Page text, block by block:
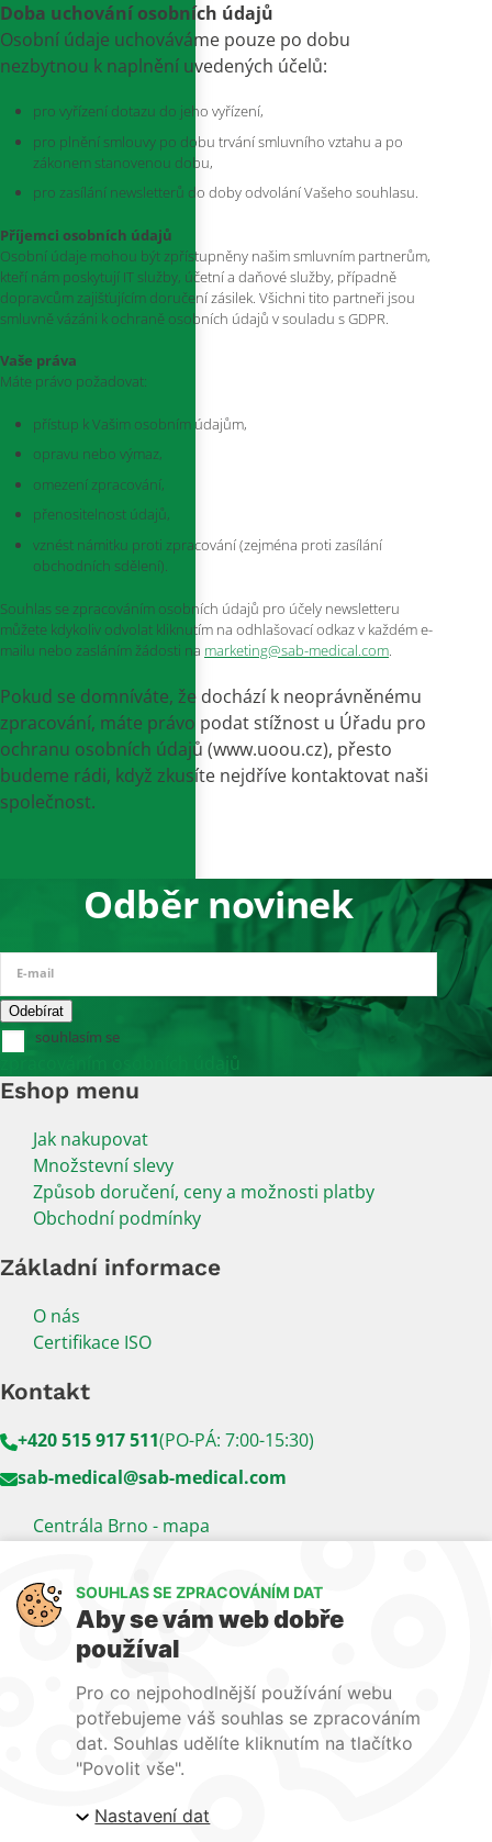
Doba uchování osobních údajů
Osobní údaje uchováváme pouze po dobu
nezbytnou k naplnění uvedených účelů:
pro vyřízení dotazu do jeho vyřízení,
pro plnění smlouvy po dobu trvání smluvního vztahu a po
zákonem stanovenou dobu,
pro zasílání newsletterů do doby odvolání Vašeho souhlasu.
Příjemci osobních údajů
Osobní údaje mohou být zpřístupněny našim smluvním partnerům,
kteří nám poskytují IT služby, účetní a daňové služby, případně
dopravcům zajišťujícím doručení zásilek. Všichni tito partneři jsou
smluvně vázáni k ochraně osobních údajů v souladu s GDPR.
Vaše práva
Máte právo požadovat:
přístup k Vašim osobním údajům,
opravu nebo výmaz,
omezení zpracování,
přenositelnost údajů,
vznést námitku proti zpracování (zejména proti zasílání
obchodních sdělení).
Souhlas se zpracováním osobních údajů pro účely newsletteru
můžete kdykoliv odvolat kliknutím na odhlašovací odkaz v každém e-
mailu nebo zasláním žádosti na marketing@sab-medical.com
Pokud se domníváte, že dochází k neoprávněnému
zpracování, máte právo podat stížnost u Úřadu pro
ochranu osobních údajů (www.uoou.cz), přesto
budeme rádi, když zkusíte nejdříve kontaktovat naši
společnost.
Odběr novinek
E-mail
souhlasím se
zpracováním osobních údajů
Eshop menu
Jak nakupovat
Množstevní slevy
Způsob doručení, ceny a možnosti platby
Obchodní podmínky
Základní informace
O nás
Certifikace ISO
Kontakt
+420 515 917 511(PO-PÁ: 7:00-15:30)
sab-medical@sab-medical.com
Centrála Brno - mapa
Sledujte nás
LinkedIn Facebook
Naše další weby:
www.lecba-rakoviny.com
www.lecba-bolesti.com
SOUHLAS SE ZPRACOVÁNÍM DAT
Aby se vám web dobře
používal
Pro co nejpohodlnější používání webu
potřebujeme váš souhlas se zpracováním
dat. Souhlas udělíte kliknutím na tlačítko
"Povolit vše".
Nastavení dat